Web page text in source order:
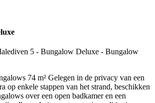
74 m² Gelegen in de privacy van een
op enkele stappen van het strand, beschikken
over een open badkamer en een